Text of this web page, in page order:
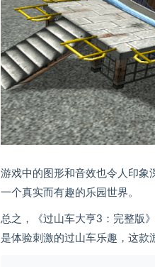
游戏中的图形和音效也令人印象
一个真实而有趣的乐园世界。
总之，《过山车大亨3：完整版
是体验刺激的过山车乐趣，这款